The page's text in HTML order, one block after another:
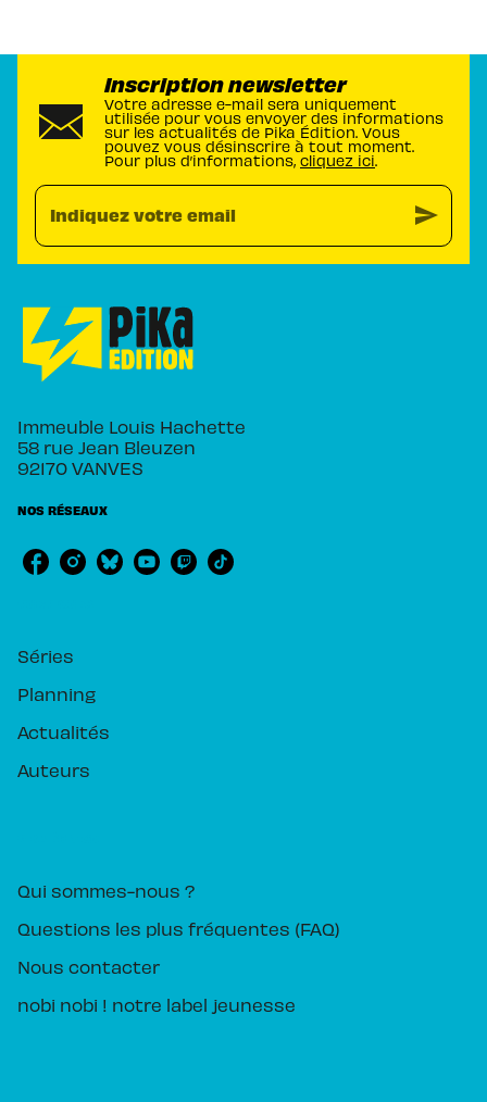
Inscription newsletter
Votre adresse e-mail sera uniquement
utilisée pour vous envoyer des informations
sur les actualités de Pika Édition. Vous
pouvez vous désinscrire à tout moment.
Pour plus d’informations, cliquez ici.
Indiquez votre email send
Immeuble Louis Hachette
58 rue Jean Bleuzen
92170 VANVES
NOS RÉSEAUX
Séries
Planning
Actualités
Auteurs
Qui sommes-nous ?
Questions les plus fréquentes (FAQ)
Nous contacter
nobi nobi ! notre label jeunesse